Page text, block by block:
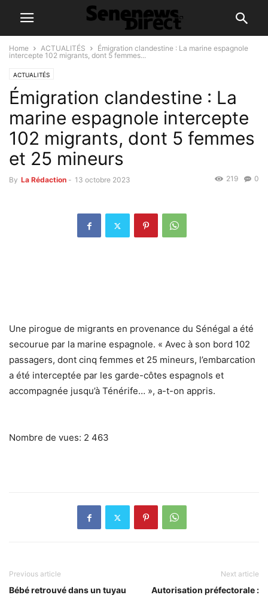
Home ACTUALITÉS
Émigration clandestine : La marine espagnole
intercepte 102 migrants, dont 5 femmes...
ACTUALITÉS
Émigration clandestine : La
marine espagnole intercepte
102 migrants, dont 5 femmes
et 25 mineurs
By La Rédaction - 13 octobre 2023 0
219
Une pirogue de migrants en provenance du Sénégal a été
secourue par la marine espagnole. « Avec à son bord 102
passagers, dont cinq femmes et 25 mineurs, l’embarcation
a été interceptée par les garde-côtes espagnols et
accompagnée jusqu’à Ténérife… », a-t-on appris.
Nombre de vues: 2 463
Previous article
Bébé retrouvé dans un tuyau
Next article
Autorisation préfectorale :